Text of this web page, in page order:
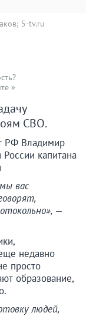
5-tv.ru
»
СВО.
РФ Владимир
капитана
вас
—
недавно
просто
образование,
людей,